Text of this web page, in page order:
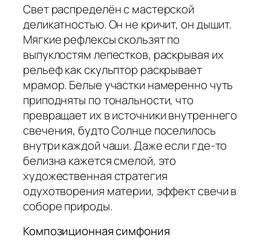
Свет распределён с мастерской
деликатностью. Он не кричит, он дышит.
Мягкие рефлексы скользят по
выпуклостям лепестков, раскрывая их
рельеф как скульптор раскрывает
мрамор. Белые участки намеренно чуть
приподняты по тональности, что
превращает их в источники внутреннего
свечения, будто Солнце поселилось
внутри каждой чаши. Даже если где-то
белизна кажется смелой, это
художественная стратегия
одухотворения материи, эффект свечи в
соборе природы.
Композиционная симфония